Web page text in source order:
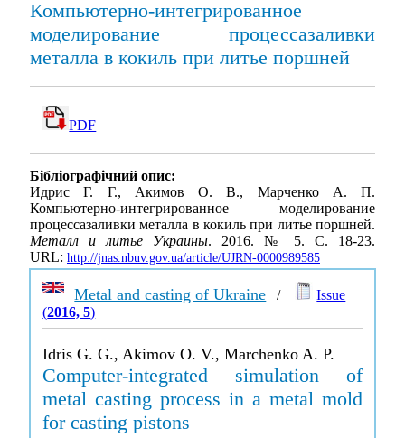
Компьютерно-интегрированное
моделирование процессазаливки
металла в кокиль при литье поршней
PDF
Бібліографічний опис:
Идрис Г. Г., Акимов О. В., Марченко А. П.
Компьютерно-интегрированное моделирование
процессазаливки металла в кокиль при литье поршней.
Металл и литье Украины. 2016. № 5. С. 18-23.
URL: http://jnas.nbuv.gov.ua/article/UJRN-0000989585
Metal and casting of Ukraine /
Issue
(2016, 5)
Idris G. G., Akimov O. V., Marchenko A. P.
Computer-integrated simulation of
metal casting process in a metal mold
for casting pistons